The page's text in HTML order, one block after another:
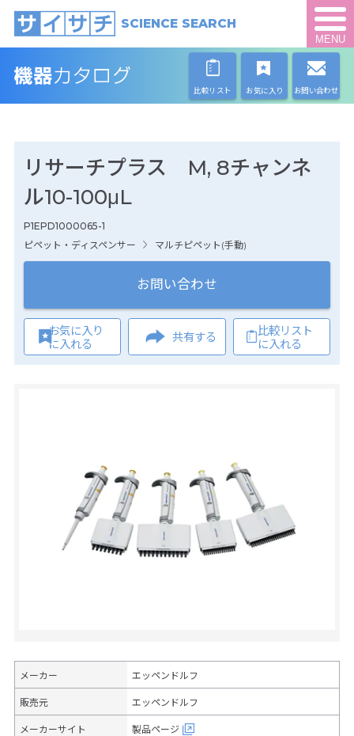
SCIENCE SEARCH
MENU
比較リスト お気に入り お問い合わせ
リサーチプラス M, 8チャンネ
ル10-100μL
P1EPD1000065-1
ピペット・ディスペンサー
マルチピペット(手動)
お問い合わせ
お気に入り
に入れる
共有する
比較リスト
に入れる
メーカー エッペンドルフ
販売元 エッペンドルフ
メーカーサイト 製品ページ